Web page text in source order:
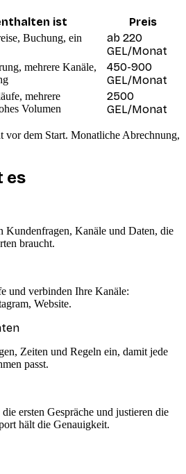
ist Preis
Buchung, ein
ab 220
GEL/Monat
mehrere Kanäle,
450-900
GEL/Monat
mehrere
Volumen
2500
GEL/Monat
vor dem Start. Monatliche Abrechnung,
es
Kundenfragen, Kanäle und Daten, die
braucht.
und verbinden Ihre Kanäle:
Website.
Zeiten und Regeln ein, damit jede
passt.
ersten Gespräche und justieren die
hält die Genauigkeit.